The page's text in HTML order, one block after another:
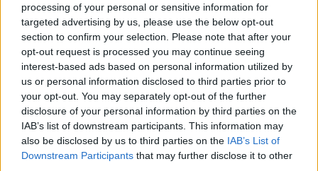
processing of your personal or sensitive information for
targeted advertising by us, please use the below opt-out
section to confirm your selection. Please note that after your
opt-out request is processed you may continue seeing
interest-based ads based on personal information utilized by
us or personal information disclosed to third parties prior to
your opt-out. You may separately opt-out of the further
disclosure of your personal information by third parties on the
IAB’s list of downstream participants. This information may
also be disclosed by us to third parties on the IAB’s List of
Downstream Participants that may further disclose it to other
SMS Partner est une plateforme française
et
décarbonée 🌳d’envoi de campagnes SMS.
Accès gratuit et sans engagement
20 SMS offerts à l’inscription
Tester gratuitement